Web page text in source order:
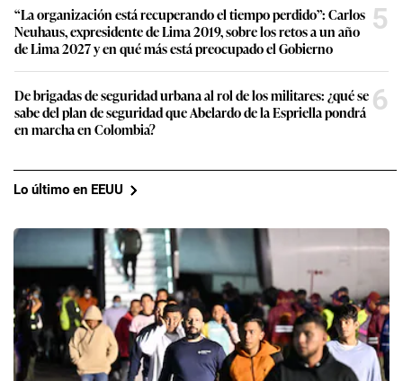
“La organización está recuperando el tiempo perdido”: Carlos
Neuhaus, expresidente de Lima 2019, sobre los retos a un año
de Lima 2027 y en qué más está preocupado el Gobierno
5
De brigadas de seguridad urbana al rol de los militares: ¿qué se
sabe del plan de seguridad que Abelardo de la Espriella pondrá
en marcha en Colombia?
6
Lo último en EEUU